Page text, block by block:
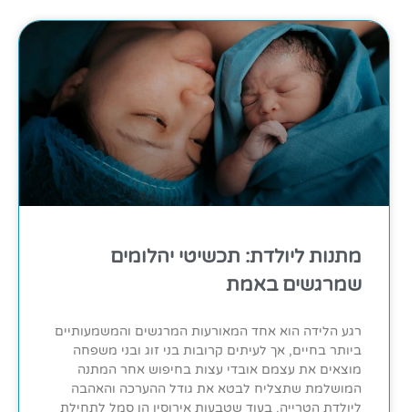
מתנות ליולדת: תכשיטי יהלומים
שמרגשים באמת
רגע הלידה הוא אחד המאורעות המרגשים והמשמעותיים
ביותר בחיים, אך לעיתים קרובות בני זוג ובני משפחה
מוצאים את עצמם אובדי עצות בחיפוש אחר המתנה
המושלמת שתצליח לבטא את גודל ההערכה והאהבה
ליולדת הטרייה. בעוד שטבעות אירוסין הן סמל לתחילת